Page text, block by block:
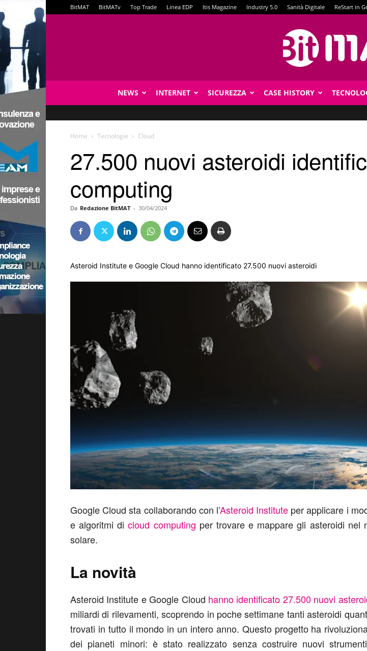
BitMAT BitMATv Top Trade Linea EDP Itis Magazine Industry 5.0 Sanità Digitale ReStart in
NEWS INTERNET SICUREZZA CASE HISTORY
Home Tecnologie Cloud
27.500 nuovi asteroidi
computing
Da Redazione BitMAT - 30/04/2024
Asteroid Institute e Google Cloud hanno identificato 27.500 nuovi asteroidi
Google Cloud sta collaborando con l’Asteroid Institute per applicare i
e algoritmi dicloud computing per trovare e mappare gli asteroidi nel
solare.
La novità
Asteroid Institute e Google Cloud hanno identificato 27.500 nuovi
miliardi di rilevamenti, scoprendo in poche settimane tanti asteroidi
trovati in tutto il mondo in un intero anno. Questo progetto ha
dei pianeti minori: è stato realizzato senza costruire nuovi